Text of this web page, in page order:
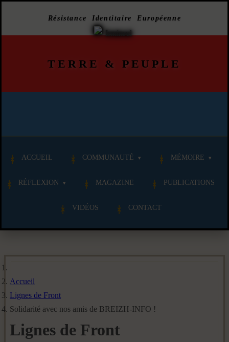
Résistance Identitaire Européenne
TERRE & PEUPLE
ACCUEIL COMMUNAUTÉ MÉMOIRE
RÉFLEXION MAGAZINE PUBLICATIONS
VIDÉOS CONTACT
Accueil
Lignes de Front
Solidarité avec nos amis de BREIZH-INFO !
Lignes de Front